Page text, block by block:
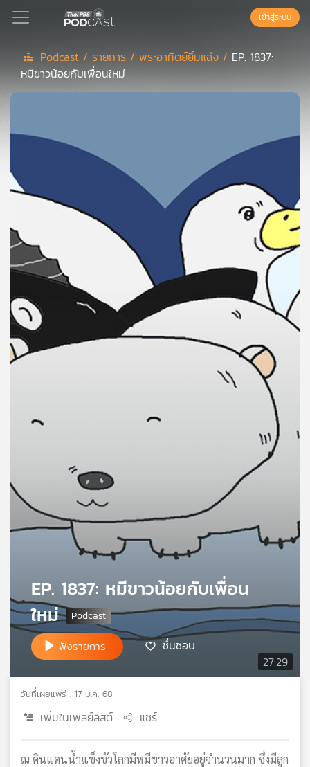
Podcast
สต์
แนะนำ
เพล
ลิ
ของ
คุณ
เพลง
บทความ
และ
กิจกรรม
เครือ
ไทย
เข้าสู่ระบบ
Podcast / รายการ /พระอาทิตย์ยิ้มแฉ่ง / EP. 1837:
หมีขาวน้อยกับเพื่อนใหม่
27:29
EP. 1837: หมีขาวน้อยกับเพื่อน
ใหม่
ฟังรายการ ชื่นชอบ
วันที่เผยแพร่ : 17 ม.ค. 68
เพิ่มในเพลย์ลิสต์ แชร์
ณ ดินแดนน้ำแข็งขัวโลกมีหมีขาวอาศัยอยู่จำนวนมาก ซึ่งมีลูก